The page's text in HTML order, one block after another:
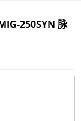
250SYN 脉